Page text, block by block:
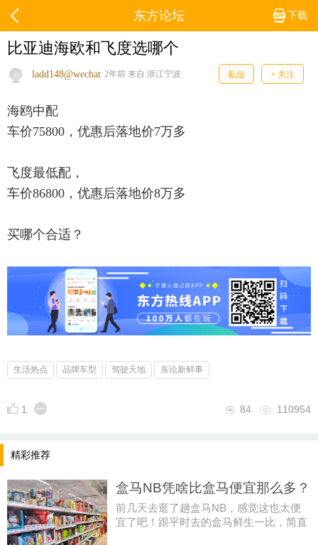
下载
东方论坛
比亚迪海欧和飞度选哪个
ladd148@wechat 2年前 来自 浙江宁波 私信 + 关注
海鸥中配
车价75800，优惠后落地价7万多
飞度最低配，
车价86800，优惠后落地价8万多
买哪个合适？
生活热点 品牌车型 驾驶天地 东论新鲜事
1 110954
84
精彩推荐
盒马NB凭啥比盒马便宜那么多？
前几天去逛了趟盒马NB，感觉这也太便
宜了吧！跟平时去的盒马鲜生一比，简直